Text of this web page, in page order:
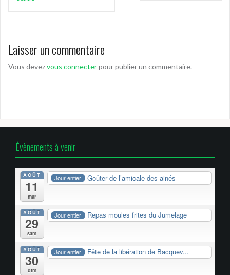
Laisser un commentaire
Vous devezvous connecterpour publier un commentaire.
Évènements à venir
AOÛT
11
mar
Jour entier Goûter de l’amicale des ainés
AOÛT
29
sam
Jour entier Repas moules frites du Jumelage
AOÛT
30
dim
Jour entier Fête de la libération de Bacquev...